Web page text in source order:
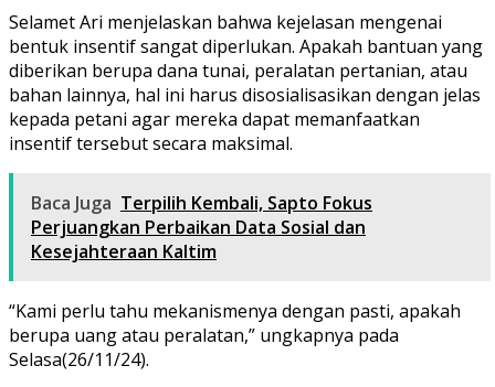
Selamet Ari menjelaskan bahwa kejelasan mengenai
bentuk insentif sangat diperlukan. Apakah bantuan yang
diberikan berupa dana tunai, peralatan pertanian, atau
bahan lainnya, hal ini harus disosialisasikan dengan jelas
kepada petani agar mereka dapat memanfaatkan
insentif tersebut secara maksimal.
Baca Juga Terpilih Kembali, Sapto Fokus
Perjuangkan Perbaikan Data Sosial dan
Kesejahteraan Kaltim
“Kami perlu tahu mekanismenya dengan pasti, apakah
berupa uang atau peralatan,” ungkapnya pada
Selasa(26/11/24).